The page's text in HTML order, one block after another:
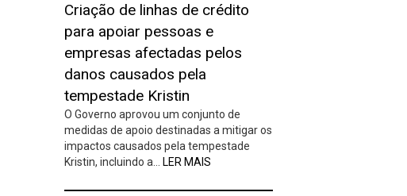
Criação de linhas de crédito
para apoiar pessoas e
empresas afectadas pelos
danos causados pela
tempestade Kristin
O Governo aprovou um conjunto de
medidas de apoio destinadas a mitigar os
impactos causados pela tempestade
Kristin, incluindo a…
LER MAIS